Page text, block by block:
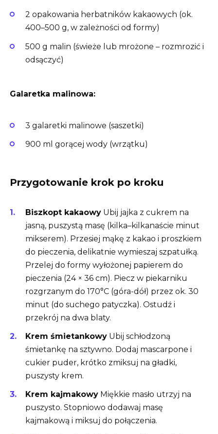
2 opakowania herbatników kakaowych (ok.
400–500 g, w zależności od formy)
500 g malin (świeże lub mrożone – rozmrozić i
odsączyć)
Galaretka malinowa:
3 galaretki malinowe (saszetki)
900 ml gorącej wody (wrzątku)
Przygotowanie krok po kroku
Biszkopt kakaowy Ubij jajka z cukrem na
jasną, puszystą masę (kilka–kilkanaście minut
mikserem). Przesiej mąkę z kakao i proszkiem
do pieczenia, delikatnie wymieszaj szpatułką.
Przelej do formy wyłożonej papierem do
pieczenia (24 × 36 cm). Piecz w piekarniku
rozgrzanym do 170°C (góra-dół) przez ok. 30
minut (do suchego patyczka). Ostudź i
przekrój na dwa blaty.
Krem śmietankowy Ubij schłodzoną
śmietankę na sztywno. Dodaj mascarpone i
cukier puder, krótko zmiksuj na gładki,
puszysty krem.
Krem kajmakowy Miękkie masło utrzyj na
puszysto. Stopniowo dodawaj masę
kajmakową i miksuj do połączenia.